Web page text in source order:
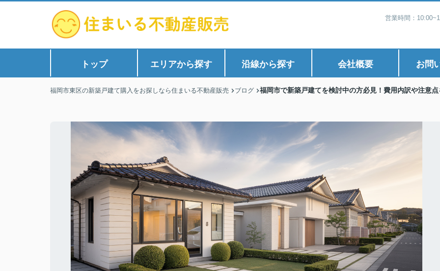
営業時間：
トップ エリアから探す 沿線から探す 会社概要 お問
福岡市東区の新築戸建て購入をお探しなら住まいる不動産販売 ブログ 福岡市で新築戸建てを検討中の方必見！費用内訳や注意